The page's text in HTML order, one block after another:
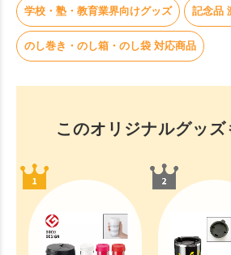
学校・塾・教育業界向けグッズ 記念品
のし巻き・のし箱・のし袋 対応商品
このオリジナルグッズ